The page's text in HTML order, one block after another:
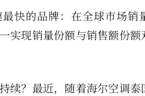
快的品牌：在全球市场销
实现销量份额与销售额份额
续？最近，随着海尔空调泰